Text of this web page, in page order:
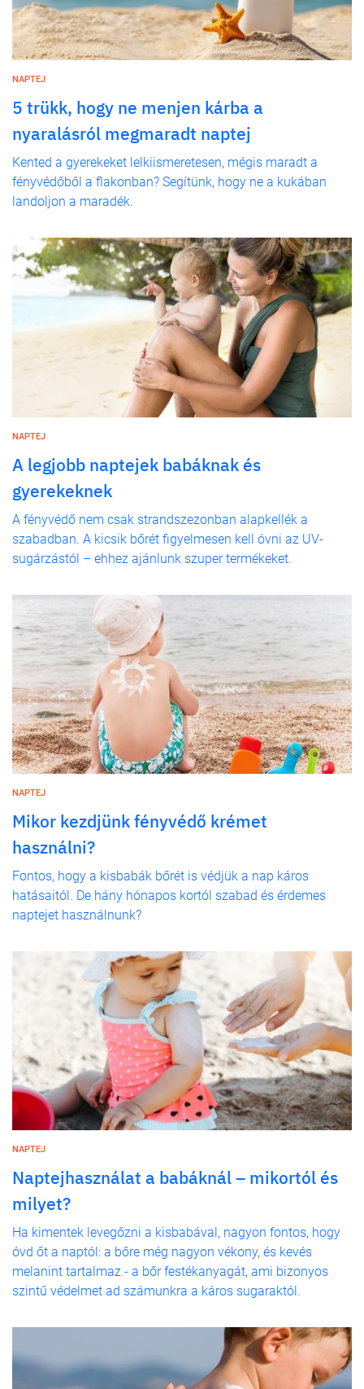
NAPTEJ
5 trükk, hogy ne menjen kárba a
nyaralásról megmaradt naptej
Kented a gyerekeket lelkiismeretesen, mégis maradt a
fényvédőből a flakonban? Segítünk, hogy ne a kukában
landoljon a maradék.
NAPTEJ
A legjobb naptejek babáknak és
gyerekeknek
A fényvédő nem csak strandszezonban alapkellék a
szabadban. A kicsik bőrét figyelmesen kell óvni az UV-
sugárzástól – ehhez ajánlunk szuper termékeket.
NAPTEJ
Mikor kezdjünk fényvédő krémet
használni?
Fontos, hogy a kisbabák bőrét is védjük a nap káros
hatásaitól. De hány hónapos kortól szabad és érdemes
naptejet használnunk?
NAPTEJ
Naptejhasználat a babáknál – mikortól és
milyet?
Ha kimentek levegőzni a kisbabával, nagyon fontos, hogy
óvd őt a naptól: a bőre még nagyon vékony, és kevés
melanint tartalmaz - a bőr festékanyagát, ami bizonyos
szintű védelmet ad számunkra a káros sugaraktól.